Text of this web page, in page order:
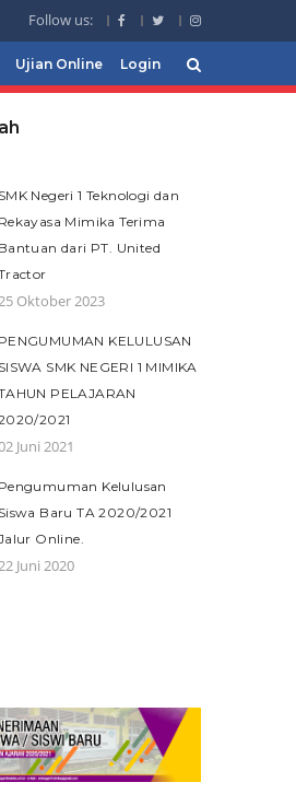
Follow us:
Ujian Online Login
SMK Negeri 1 Teknologi dan
Rekayasa Mimika Terima
Bantuan dari PT. United
Oktober 2023
PENGUMUMAN KELULUSAN
SISWA SMK NEGERI 1 MIMIKA
PELAJARAN
2021
Juni 2021
Pengumuman Kelulusan
Siswa Baru TA 2020/2021
Online.
Juni 2020